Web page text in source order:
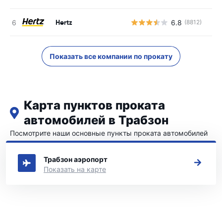
Hertz 6.8 (8812)
Показать все компании по прокату
Карта пунктов проката
автомобилей в Трабзон
Посмотрите наши основные пункты проката автомобилей
в Трабзон
Трабзон аэропорт
Показать на карте